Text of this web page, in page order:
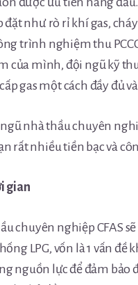
đặt như rò rỉ khí gas,
trình nghiệm thu
của mình, đội ngũ kỹ
gas một cách đầy đủ
nhà thầu chuyên
rất nhiều tiền bạc và
gian
chuyên nghiệp CFAS
LPG, vốn là 1 vấn
nguồn lực để đảm bảo